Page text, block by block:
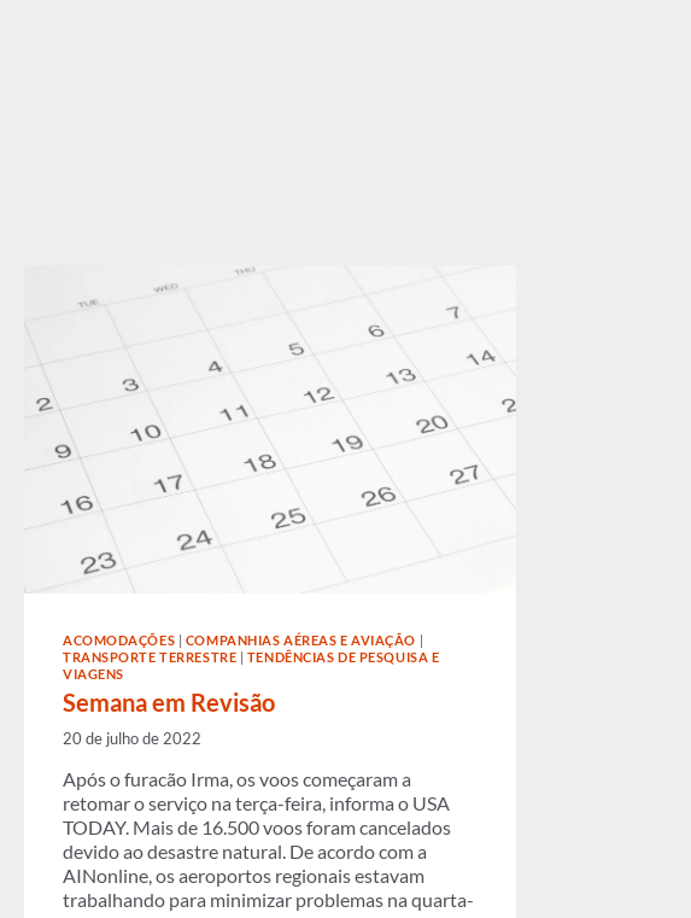
ACOMODAÇÕES | COMPANHIAS AÉREAS E AVIAÇÃO |
TRANSPORTE TERRESTRE | TENDÊNCIAS DE PESQUISA E
VIAGENS
Semana em Revisão
20 de julho de 2022
Após o furacão Irma, os voos começaram a
retomar o serviço na terça-feira, informa o USA
TODAY. Mais de 16.500 voos foram cancelados
devido ao desastre natural. De acordo com a
AINonline, os aeroportos regionais estavam
trabalhando para minimizar problemas na quarta-